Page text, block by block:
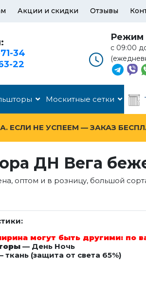
Акции и скидки Отзывы
34
22
Режим
с 09:00
Москитные сетки
ЕСЛИ НЕ УСПЕЕМ — ЗАКАЗ
ДН Вега
оптом и в розницу, большой
могут быть другими: по
— День Ночь
ткань (защита от света 65%)